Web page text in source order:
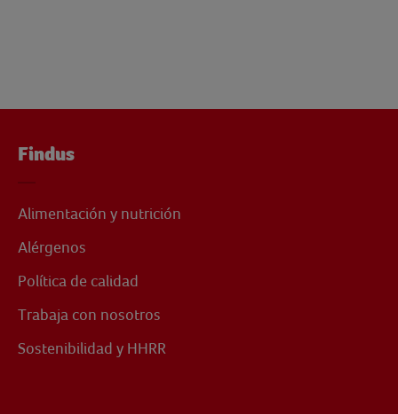
Findus
Alimentación y nutrición
Alérgenos
Política de calidad
Trabaja con nosotros
Sostenibilidad y HHRR